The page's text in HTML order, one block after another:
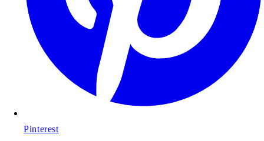
Pinterest